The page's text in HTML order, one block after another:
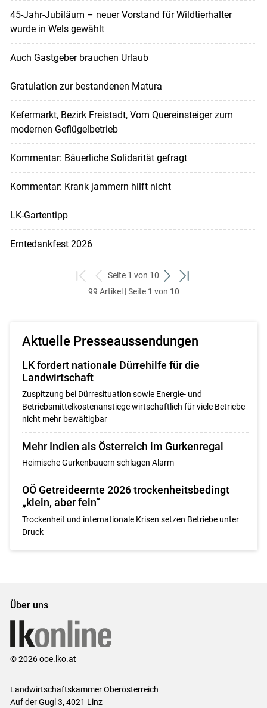
45-Jahr-Jubiläum – neuer Vorstand für Wildtierhalter
wurde in Wels gewählt
Auch Gastgeber brauchen Urlaub
Gratulation zur bestandenen Matura
Kefermarkt, Bezirk Freistadt, Vom Quereinsteiger zum
modernen Geflügelbetrieb
Kommentar: Bäuerliche Solidarität gefragt
Kommentar: Krank jammern hilft nicht
LK-Gartentipp
Erntedankfest 2026
zum
ersten
zurück
zum
Seite 1 von 10
weiter
zum
zum
99 Artikel | Seite 1 von 10
Aktuelle Presseaussendungen
LK fordert nationale Dürrehilfe für die
Landwirtschaft
Zuspitzung bei Dürresituation sowie Energie- und
Betriebsmittelkostenanstiege wirtschaftlich für viele Betriebe
nicht mehr bewältigbar
Mehr Indien als Österreich im Gurkenregal
Heimische Gurkenbauern schlagen Alarm
OÖ Getreideernte 2026 trockenheitsbedingt
„klein, aber fein“
Trockenheit und internationale Krisen setzen Betriebe unter
Druck
Über uns
© 2026 ooe.lko.at
Landwirtschaftskammer Oberösterreich
Auf der Gugl 3, 4021 Linz